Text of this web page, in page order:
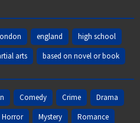
england
high school
arts based on novel or book
Comedy Crime
Drama
Horror Mystery
Romance